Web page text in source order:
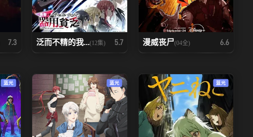
7.3 泛而不精的我...(12集) 5.7 漫威丧尸(04全) 6.6
蓝光 蓝光 蓝光